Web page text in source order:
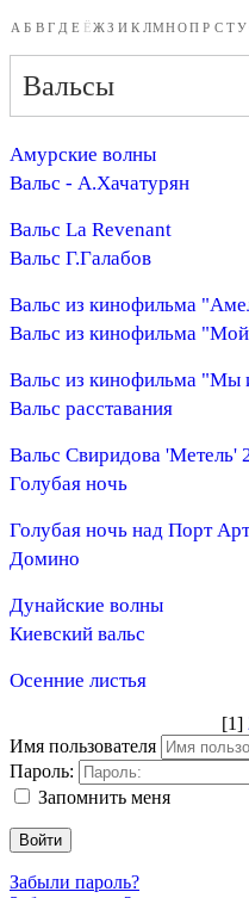
А Б В Г Д Е ЁЖЗ И К ЛМНОП Р С Т У
Вальсы
Амурские волны
Вальс - А.Хачатурян
Вальс La Revenant
Вальс Г.Галабов
Вальс из кинофильма
Вальс из кинофильма
Вальс из кинофильма "Мы
Вальс расставания
Вальс Свиридова 'Метель'
Голубая ночь
Голубая ночь над Порт
Домино
Дунайские волны
Киевский вальс
Осенние листья
[1]
Имя пользователя
Пароль:
Запомнить меня
Войти
Забыли пароль?